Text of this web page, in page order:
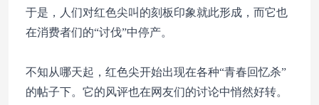
于是，人们对红色尖叫的刻板印象就此形成，而它也
在消费者们的“讨伐”中停产。
不知从哪天起，红色尖开始出现在各种“青春回忆杀”
的帖子下。它的风评也在网友们的讨论中悄然好转。